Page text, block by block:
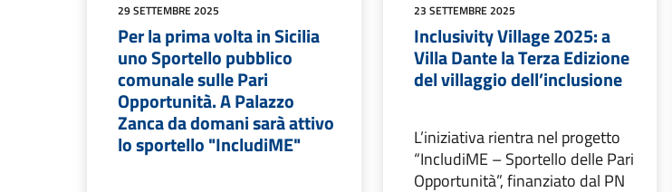
29 SETTEMBRE 2025
Per la prima volta in Sicilia
uno Sportello pubblico
comunale sulle Pari
Opportunità. A Palazzo
Zanca da domani sarà attivo
lo sportello "IncludiME"
23 SETTEMBRE 2025
Inclusivity Village 2025: a
Villa Dante la Terza Edizione
del villaggio dell’inclusione
L’iniziativa rientra nel progetto
“IncludiME – Sportello delle Pari
Opportunità”, finanziato dal PN